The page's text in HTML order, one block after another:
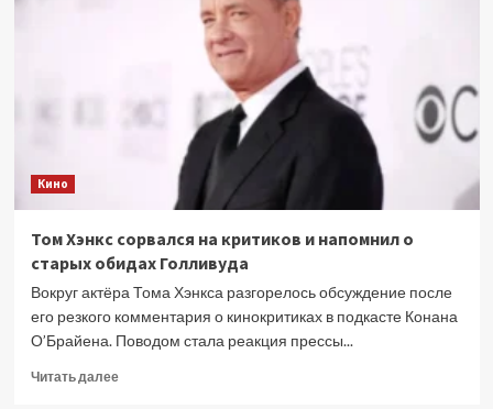
Кино
Том Хэнкс сорвался на критиков и напомнил о
старых обидах Голливуда
Вокруг актёра Тома Хэнкса разгорелось обсуждение после
его резкого комментария о кинокритиках в подкасте Конана
О’Брайена. Поводом стала реакция прессы...
Читать далееПрочитать